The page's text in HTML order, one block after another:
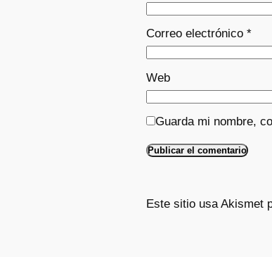
Correo electrónico *
Web
Guarda mi nombre,
Este sitio usa Akismet